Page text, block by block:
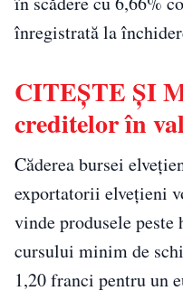
înregistrată la
CITEŞTE ŞI
creditelor în
Căderea bursei
exportatorii elveţieni
vinde produsele
cursului minim de
1,20 franci pentru un